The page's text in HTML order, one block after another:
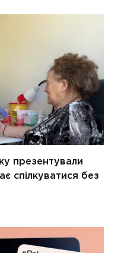
презентували
спілкуватися без